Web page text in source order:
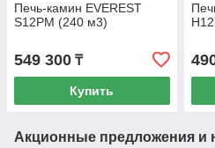
Печь-камин EVEREST
S12РM (240 м3)
549 300 ₸
Купить
Акционные предложения и